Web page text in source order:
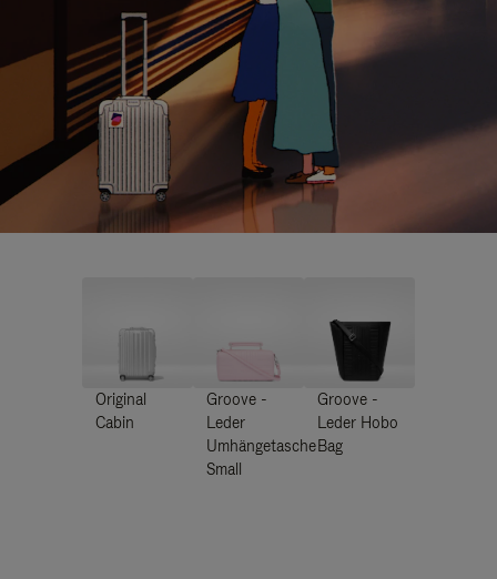
Original
Cabin
Groove -
Leder
Umhängetasche
Small
Groove -
Leder Hobo
Bag